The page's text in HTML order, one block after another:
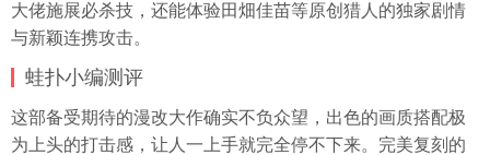
大佬施展必杀技，还能体验田畑佳苗等原创猎人的独家剧情
与新颖连携攻击。
蛙扑小编测评
这部备受期待的漫改大作确实不负众望，出色的画质搭配极
为上头的打击感，让人一上手就完全停不下来。完美复刻的